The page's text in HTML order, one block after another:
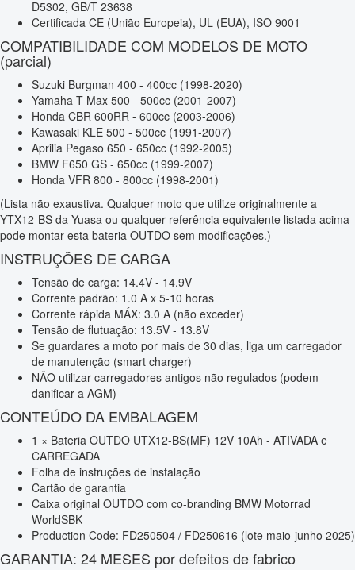
D5302, GB/T 23638
Certificada CE (União Europeia), UL (EUA), ISO 9001
COMPATIBILIDADE COM MODELOS DE MOTO
(parcial)
Suzuki Burgman 400 - 400cc (1998-2020)
Yamaha T-Max 500 - 500cc (2001-2007)
Honda CBR 600RR - 600cc (2003-2006)
Kawasaki KLE 500 - 500cc (1991-2007)
Aprilia Pegaso 650 - 650cc (1992-2005)
BMW F650 GS - 650cc (1999-2007)
Honda VFR 800 - 800cc (1998-2001)
(Lista não exaustiva. Qualquer moto que utilize originalmente a
YTX12-BS da Yuasa ou qualquer referência equivalente listada acima
pode montar esta bateria OUTDO sem modificações.)
INSTRUÇÕES DE CARGA
Tensão de carga: 14.4V - 14.9V
Corrente padrão: 1.0 A x 5-10 horas
Corrente rápida MÁX: 3.0 A (não exceder)
Tensão de flutuação: 13.5V - 13.8V
Se guardares a moto por mais de 30 dias, liga um carregador
de manutenção (smart charger)
NÃO utilizar carregadores antigos não regulados (podem
danificar a AGM)
CONTEÚDO DA EMBALAGEM
1 × Bateria OUTDO UTX12-BS(MF) 12V 10Ah - ATIVADA e
CARREGADA
Folha de instruções de instalação
Cartão de garantia
Caixa original OUTDO com co-branding BMW Motorrad
WorldSBK
Production Code: FD250504 / FD250616 (lote maio-junho 2025)
GARANTIA: 24 MESES por defeitos de fabrico